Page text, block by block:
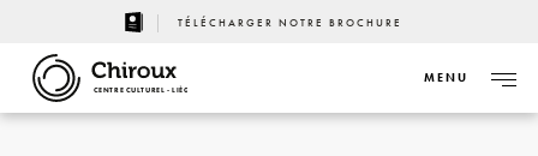
TÉLÉCHARGER NOTRE BROCHURE
CENTRE CULTUREL - LIÈGE
MENU